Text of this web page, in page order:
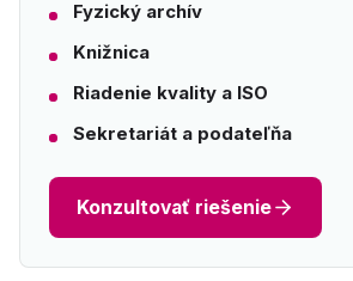
Fyzický archív
Knižnica
Riadenie kvality a ISO
Sekretariát a podateľňa
Konzultovať riešenie